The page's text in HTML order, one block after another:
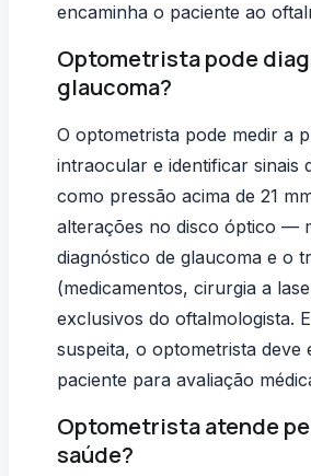
encaminha o paciente ao
Optometrista pode
glaucoma?
O optometrista pode medir a
intraocular e identificar sinais
como pressão acima de 21
alterações no disco óptico —
diagnóstico de glaucoma e o
(medicamentos, cirurgia a
exclusivos do oftalmologista.
suspeita, o optometrista deve
paciente para avaliação
Optometrista atende
saúde?